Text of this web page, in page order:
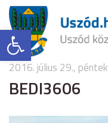
Eszköztár megnyitása
2016. július 29., péntek
BEDI3606